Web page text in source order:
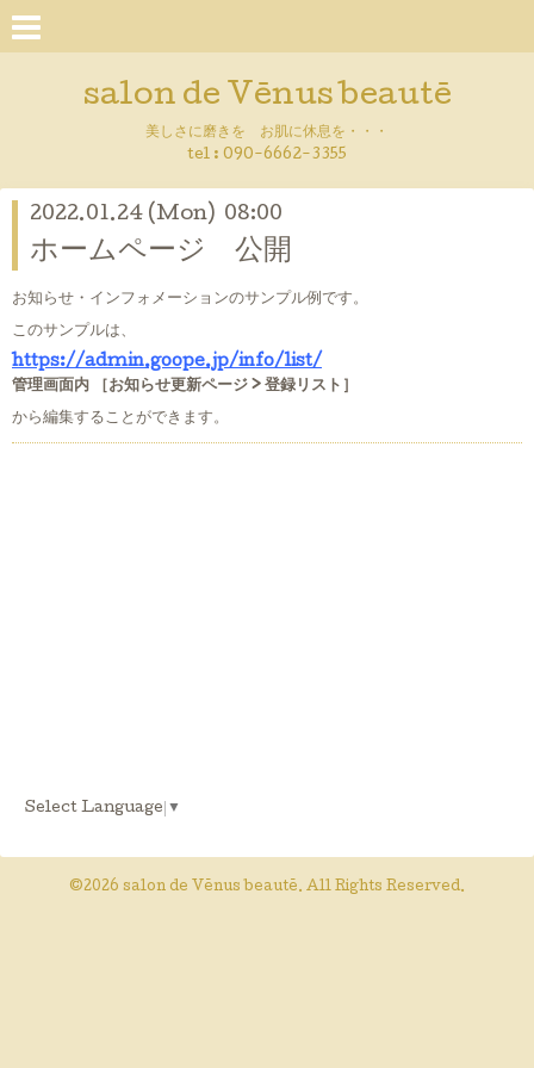
salon de Vēnus beautē
美しさに磨きを お肌に休息を・・・
tel : 090-6662-3355
2022.01.24 (Mon) 08:00
ホームページ 公開
お知らせ・インフォメーションのサンプル例です。
このサンプルは、
https://admin.goope.jp/info/list/
管理画面内 ［お知らせ更新ページ > 登録リスト］
から編集することができます。
Select Language ▼
©2026 salon de Vēnus beautē. All Rights Reserved.